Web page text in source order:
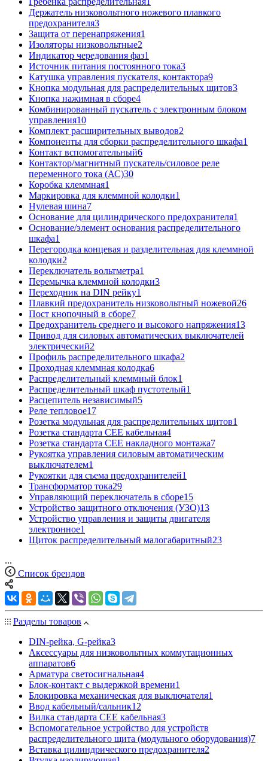
Держатель низковольтного ножевого плавкого
предохранителя3
Защита от перенапряжения1
Изоляторы низковольтные2
Индикатор чередования фаз1
Источник питания постоянного тока3
Катушка управления пускателя, контактора9
Кнопка модульная для распределительных щитов3
Кнопка нажимная в сборе4
Комбинированный пускатель с электронным блоком
управления10
Комплект расширительных выводов2
Компоненты для сборки распределительного шкафа1
Контакт вспомогательный6
Контактор/магнитный пускатель/силовое реле
переменного тока (АС)30
Коробка клеммная1
Маркировка для клеммной колодки1
Нулевая шина7
Основание для цилиндрического предохранителя1
Основание/элемент основания распределительного
шкафа1
Перегородка концевая и разделительная для клеммной
колодки2
Переключатель вольтметра1
Перемычка клеммной колодки3
Переходник на DIN рейку1
Плавкий предохранитель низковольтный ножевой26
Пост кнопочный в сборе7
Предохранитель среднего и высокого напряжения13
Привод для силовых автоматических выключателей
электрический2
Профиль распределительного шкафа2
Проходная клеммная колодка6
Распределительный клеммный блок1
Распределительный шкаф пустотелый1
Расцепитель независимый5
Реле тепловое17
Розетка модульная для распределительных щитов1
Розетка стандарта СЕЕ кабельная4
Розетка стандарта СЕЕ накладного монтажа7
Рукоятка управления силовым автоматическим
выключателем1
Рукоятки для съема предохранителей1
Трансформатор тока29
Управляющий переключатель в сборе15
Устройство защитного отключения (УЗО)13
Устройство управления и защиты двигателя
электронное1
Щиток распределительный малогабаритный23
...
Список брендов
Разделы товаров
DIN-рейка, G-рейка3
Аксессуары для низковольтных коммутационных
аппаратов6
Арматура светосигнальная4
Блок-контакт с выдержкой времени1
Блокировка механическая для выключателя1
Ввод кабельный/сальник12
Вилка стандарта CEE кабельная3
Вспомогательное устройство для устройств
распределительного щита (модульного оборудования)7
Вставка цилиндрического предохранителя2